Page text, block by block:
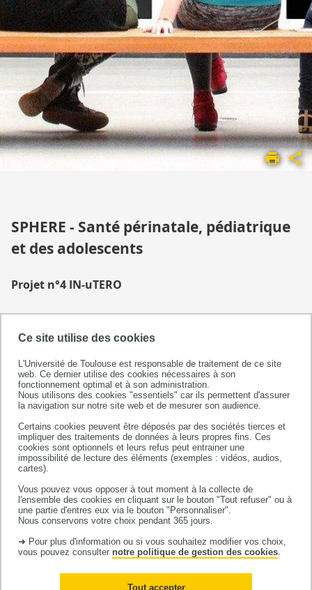
Ce site utilise des cookies
L'Université de Toulouse est responsable de traitement de ce site
web. Ce dernier utilise des cookies nécessaires à son
fonctionnement optimal et à son administration.
Nous utilisons des cookies "essentiels" car ils permettent d'assurer
la navigation sur notre site web et de mesurer son audience.
Certains cookies peuvent être déposés par des sociétés tierces et
impliquer des traitements de données à leurs propres fins. Ces
cookies sont optionnels et leurs refus peut entrainer une
impossibilité de lecture des éléments (exemples : vidéos, audios,
cartes).
Vous pouvez vous opposer à tout moment à la collecte de
l'ensemble des cookies en cliquant sur le bouton "Tout refuser" ou à
une partie d'entres eux via le bouton "Personnaliser".
Nous conservons votre choix pendant 365 jours.
➜ Pour plus d'information ou si vous souhaitez modifier vos choix,
vous pouvez consulter notre politique de gestion des cookies
Tout accepter
ACCUEIL
ÉQUIPES DE
RECHERCHE
EQUIPE
SPHERE - Santé périnatale, pédiatrique
et des adolescents
Projet n°4 IN-uTERO
AI-driven Identification of Novel TERatOgens
l’évaluation du risque tératogène des médicaments
pendant la grossesse grâce à des modèles avancés
d’intelligence artificielle. En s’appuyant sur des
cohortes, la cohorte EFEMERIS en France et la Québec
Pregnancy Cohort au Canada, le projet développe de
nouveaux outils capables d’identifier les profils de
femmes enceintes les plus à risque d’avoir un enfant
atteint de malformations congénitales. Pour préserver
la confidentialité des données tout en exploitant leur
richesse, IN-uTERO utilise des méthodes
d’apprentissage fédéré permettant d’entraîner les
méthodologies développées, les modèles de